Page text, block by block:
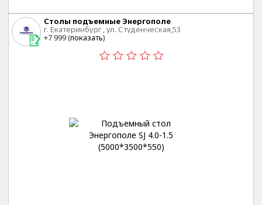
Столы подъемные Энергополе
г. Екатеринбург , ул. Студенческая,53
+7 999 (показать)